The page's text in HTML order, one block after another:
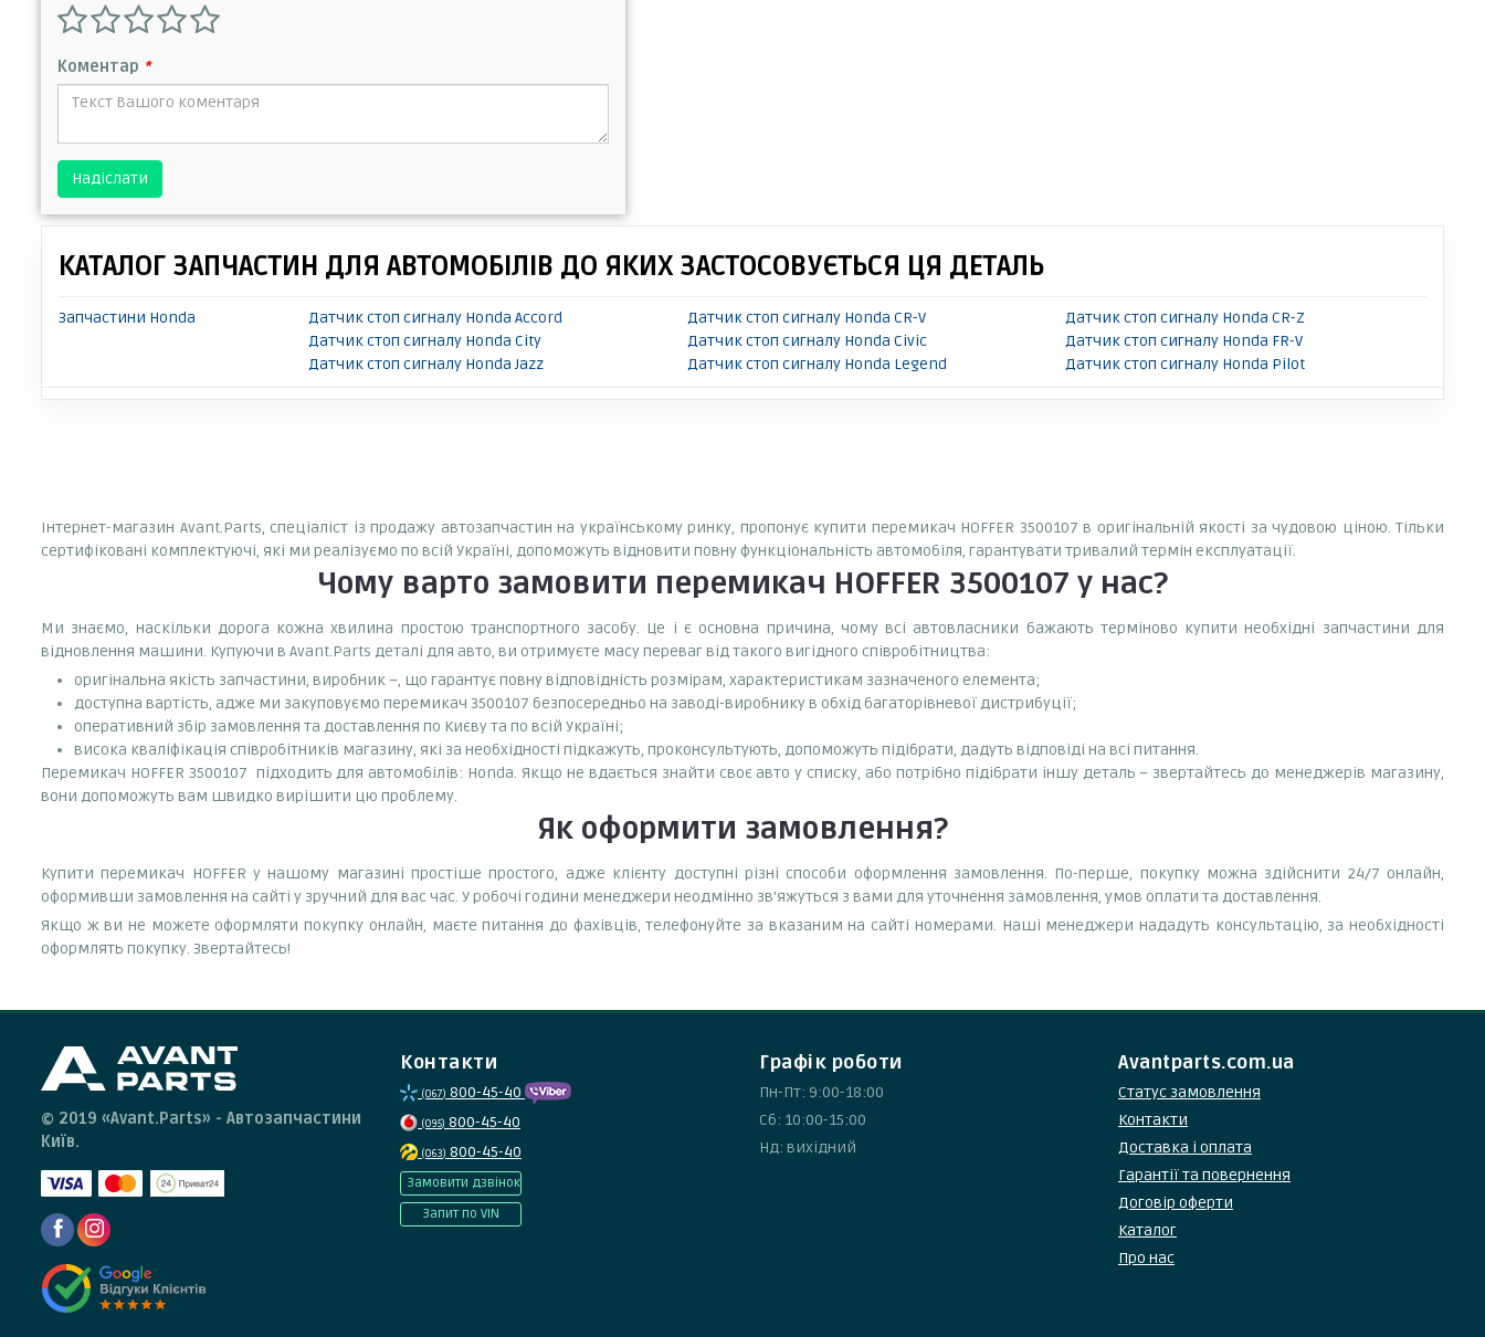
Коментар *
Надіслати
КАТАЛОГ ЗАПЧАСТИН ДЛЯ АВТОМОБІЛІВ ДО ЯКИХ ЗАСТОСОВУЄТЬСЯ ЦЯ ДЕТАЛЬ
Запчастини Honda Датчик стоп сигналу Honda Accord Датчик стоп сигналу Honda CR-V
Датчик стоп сигналу Honda CR-Z
Датчик стоп сигналу Honda City
Датчик стоп сигналу Honda Civic
Датчик стоп сигналу Honda FR-V
Датчик стоп сигналу Honda Jazz
Датчик стоп сигналу Honda Legend Датчик стоп сигналу Honda Pilot
Інтернет-магазин Avant.Parts, спеціаліст із продажу автозапчастин на українському ринку, пропонує купити перемикач HOFFER 3500107 в оригінальній якості за чудовою ціною. Тільки
сертифіковані комплектуючі, які ми реалізуємо по всій Україні, допоможуть відновити повну функціональність автомобіля, гарантувати тривалий термін експлуатації.
Чому варто замовити перемикач HOFFER 3500107 у нас?
Ми знаємо, наскільки дорога кожна хвилина простою транспортного засобу. Це і є основна причина, чому всі автовласники бажають терміново купити необхідні запчастини для
відновлення машини. Купуючи в Avant.Parts деталі для авто, ви отримуєте масу переваг від такого вигідного співробітництва:
оригінальна якість запчастини, виробник –, що гарантує повну відповідність розмірам, характеристикам зазначеного елемента;
доступна вартість, адже ми закуповуємо перемикач 3500107 безпосередньо на заводі-виробнику в обхід багаторівневої дистрибуції;
оперативний збір замовлення та доставлення по Києву та по всій Україні;
висока кваліфікація співробітників магазину, які за необхідності підкажуть, проконсультують, допоможуть підібрати, дадуть відповіді на всі питання.
Перемикач HOFFER 3500107 підходить для автомобілів: Honda. Якщо не вдається знайти своє авто у списку, або потрібно підібрати іншу деталь – звертайтесь до менеджерів магазину,
вони допоможуть вам швидко вирішити цю проблему.
Як оформити замовлення?
Купити перемикач HOFFER у нашому магазині простіше простого, адже клієнту доступні різні способи оформлення замовлення. По-перше, покупку можна здійснити 24/7 онлайн,
оформивши замовлення на сайті у зручний для вас час. У робочі години менеджери неодмінно зв'яжуться з вами для уточнення замовлення, умов оплати та доставлення.
Якщо ж ви не можете оформляти покупку онлайн, маєте питання до фахівців, телефонуйте за вказаним на сайті номерами. Наші менеджери нададуть консультацію, за необхідності
оформлять покупку. Звертайтесь!
© 2019 «Avant.Parts» - Автозапчастини
Київ.
Контакти
(067) 800-45-40
(095) 800-45-40
(063) 800-45-40
Замовити дзвінок
Запит по VIN
Графік роботи
Пн-Пт: 9:00-18:00
Сб: 10:00-15:00
Нд: вихідний
Avantparts.com.ua
Статус замовлення
Контакти
Доставка і оплата
Гарантії та повернення
Договір оферти
Каталог
Про нас